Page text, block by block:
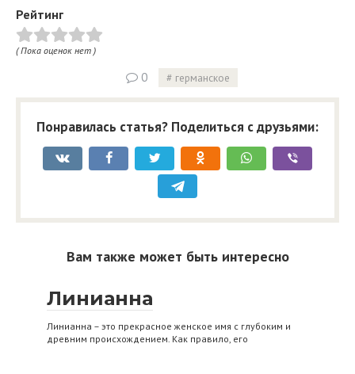
Рейтинг
( Пока оценок нет )
0 германское
Понравилась статья? Поделиться с друзьями:
Вам также может быть интересно
Линианна
Линианна – это прекрасное женское имя с глубоким и
древним происхождением. Как правило, его